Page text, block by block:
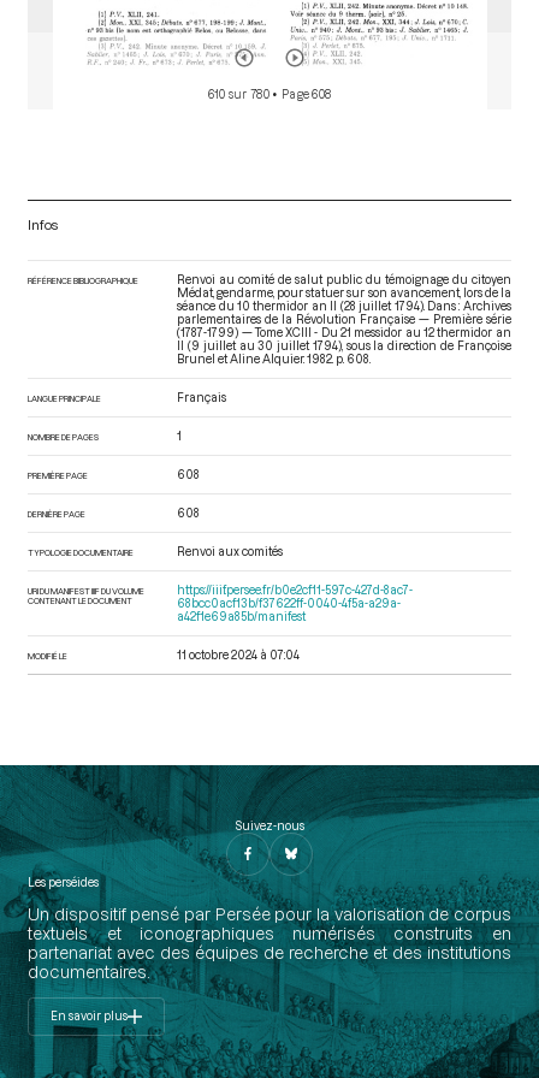
610 sur 780 • Page 608
Infos
RÉFÉRENCE BIBLIOGRAPHIQUE
Renvoi au comité de salut public du témoignage du citoyen
Médat, gendarme, pour statuer sur son avancement, lors de la
séance du 10 thermidor an II (28 juillet 1794). Dans : Archives
parlementaires de la Révolution Française — Première série
(1787-1799) — Tome XCIII - Du 21 messidor au 12 thermidor an
II (9 juillet au 30 juillet 1794), sous la direction de Françoise
Brunel et Aline Alquier. 1982. p. 608.
LANGUE PRINCIPALE Français
NOMBRE DE PAGES 1
PREMIÈRE PAGE 608
DERNIÈRE PAGE 608
TYPOLOGIE DOCUMENTAIRE Renvoi aux comités
URI DU MANIFEST IIIF DU VOLUME
CONTENANT LE DOCUMENT
https://iiif.persee.fr/b0e2cf11-597c-427d-8ac7-
68bcc0acf13b/f37622ff-0040-4f5a-a29a-
a42f1e69a85b/manifest
MODIFIÉ LE 11 octobre 2024 à 07:04
Suivez-nous
Les perséides
Un dispositif pensé par Persée pour la valorisation de corpus
textuels et iconographiques numérisés construits en
partenariat avec des équipes de recherche et des institutions
documentaires.
En savoir plus